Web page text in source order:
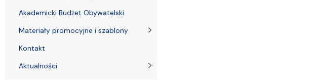
Akademicki Budżet Obywatelski
Materiały promocyjne i szablony
Kontakt
Aktualności